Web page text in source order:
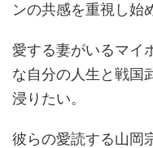
ンの共感を重視し始
愛する妻がいるマイ
な自分の人生と戦国
浸りたい。
彼らの愛読する山岡